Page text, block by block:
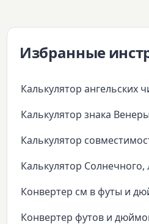
Избранные
Калькулятор ангельских
Калькулятор знака Венеры
Калькулятор
Калькулятор Солнечного,
Конвертер см в футы и
Конвертер футов и